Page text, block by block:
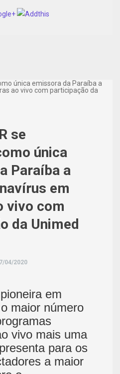
se
única
Paraíba a
em
vivo com
da Unimed
04/2020
em
maior número
vivo mais uma
para os
a maior